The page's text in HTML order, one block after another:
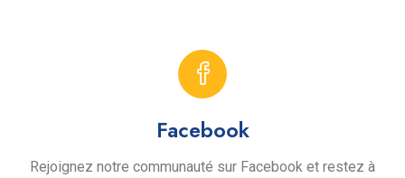
Facebook
Rejoignez notre communauté sur Facebook et restez à